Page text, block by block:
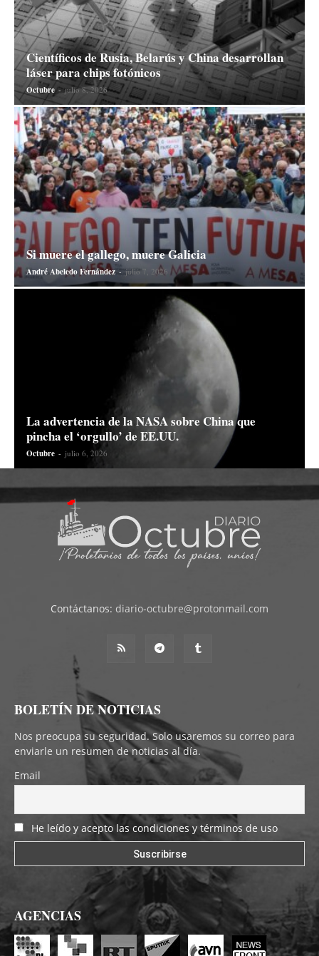
Científicos de Rusia, Belarús y China desarrollan
láser para chips fotónicos
Octubre - julio 8, 2026
Si muere el gallego, muere Galicia
André Abeledo Fernández - julio 7, 2026
La advertencia de la NASA sobre China que
pincha el ‘orgullo’ de EE.UU.
Octubre - julio 6, 2026
Contáctanos: diario-octubre@protonmail.com
BOLETÍN DE NOTICIAS
Nos preocupa su seguridad. Solo usaremos su correo para
enviarle un resumen de noticias al día.
Email
He leído y acepto las condiciones y términos de uso
AGENCIAS